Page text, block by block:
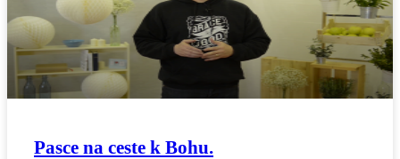
Pasce na ceste k Bohu.